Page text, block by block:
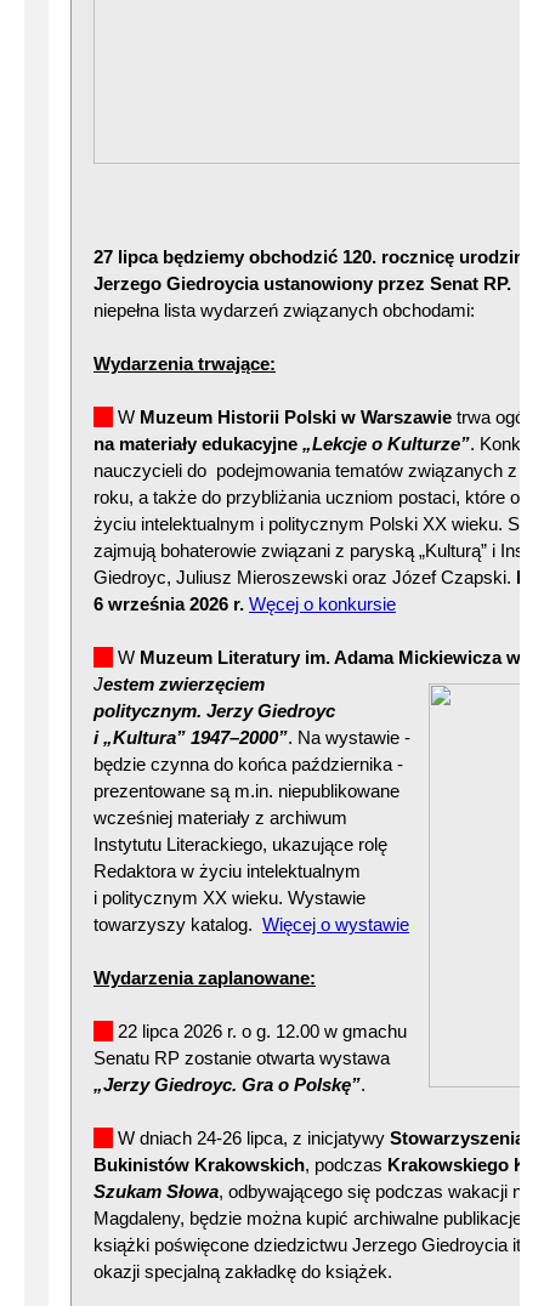
27 lipca będziemy obchodzić 120. rocznicę urodzin
Jerzego Giedroycia ustanowiony przez Senat RP.
niepełna lista wydarzeń związanych obchodami:
Wydarzenia trwające:
W Muzeum Historii Polski w Warszawie trwa
na materiały edukacyjne „Lekcje o Kulturze”.
nauczycieli do podejmowania tematów związanych z
roku, a także do przybliżania uczniom postaci, które
życiu intelektualnym i politycznym Polski XX wieku.
zajmują bohaterowie związani z paryską „Kulturą” i
Giedroyc, Juliusz Mieroszewski oraz Józef Czapski.
6 września 2026 r. Węcej o konkursie
W Muzeum Literatury im. Adama Mickiewicza w
Jestem zwierzęciem
politycznym. Jerzy Giedroyc
i „Kultura” 1947–2000”. Na wystawie -
będzie czynna do końca października -
prezentowane są m.in. niepublikowane
wcześniej materiały z archiwum
Instytutu Literackiego, ukazujące rolę
Redaktora w życiu intelektualnym
i politycznym XX wieku. Wystawie
towarzyszy katalog. Więcej o wystawie
Wydarzenia zaplanowane:
22 lipca 2026 r. o g. 12.00 w gmachu
Senatu RP zostanie otwarta wystawa
„Jerzy Giedroyc. Gra o Polskę”.
W dniach 24-26 lipca, z inicjatywy Stowarzyszenia
Bukinistów Krakowskich, podczas Krakowskiego
Szukam Słowa, odbywającego się podczas wakacji na
Magdaleny, będzie można kupić archiwalne publikacje
książki poświęcone dziedzictwu Jerzego Giedroycia itp.
okazji specjalną zakładkę do książek.